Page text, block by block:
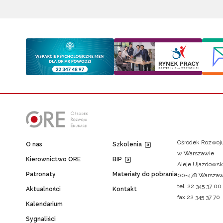
O nas
Kierownictwo ORE
Patronaty
Aktualności
Kalendarium
Sygnaliści
Szkolenia
BIP
Materiały do pobrania
Kontakt
Ośrodek
w Warszawie
Aleje
00-478
tel. 22 345 37 00
fax 22 345 37 70